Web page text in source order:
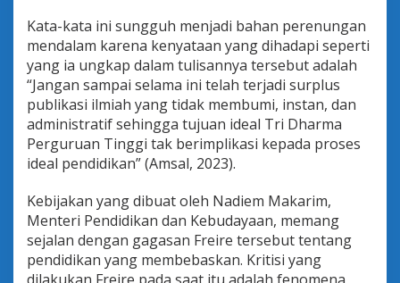
Kata-kata ini sungguh menjadi bahan perenungan
mendalam karena kenyataan yang dihadapi seperti
yang ia ungkap dalam tulisannya tersebut adalah
“Jangan sampai selama ini telah terjadi surplus
publikasi ilmiah yang tidak membumi, instan, dan
administratif sehingga tujuan ideal Tri Dharma
Perguruan Tinggi tak berimplikasi kepada proses
ideal pendidikan” (Amsal, 2023).
Kebijakan yang dibuat oleh Nadiem Makarim,
Menteri Pendidikan dan Kebudayaan, memang
sejalan dengan gagasan Freire tersebut tentang
pendidikan yang membebaskan. Kritisi yang